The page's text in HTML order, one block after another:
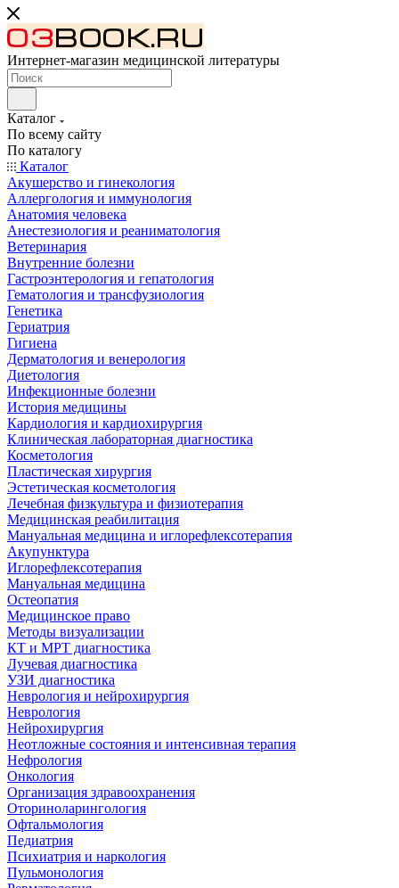
Интернет-магазин медицинской литературы
Каталог
По всему сайту
По каталогу
Каталог
Акушерство и гинекология
Аллергология и иммунология
Анатомия человека
Анестезиология и реаниматология
Ветеринария
Внутренние болезни
Гастроэнтерология и гепатология
Гематология и трансфузиология
Генетика
Гериатрия
Гигиена
Дерматология и венерология
Диетология
Инфекционные болезни
История медицины
Кардиология и кардиохирургия
Клиническая лабораторная диагностика
Косметология
Пластическая хирургия
Эстетическая косметология
Лечебная физкультура и физиотерапия
Медицинская реабилитация
Мануальная медицина и иглорефлексотерапия
Акупунктура
Иглорефлексотерапия
Мануальная медицина
Остеопатия
Медицинское право
Методы визуализации
КТ и МРТ диагностика
Лучевая диагностика
УЗИ диагностика
Неврология и нейрохирургия
Неврология
Нейрохирургия
Неотложные состояния и интенсивная терапия
Нефрология
Онкология
Организация здравоохранения
Оториноларингология
Офтальмология
Педиатрия
Психиатрия и наркология
Пульмонология